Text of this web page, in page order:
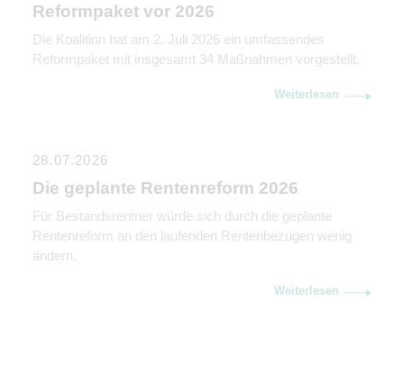
Reformpaket vor 2026
Die Koalition hat am 2. Juli 2026 ein umfassendes
Reformpaket mit insgesamt 34 Maßnahmen vorgestellt.
Weiterlesen
28.07.2026
Die geplante Rentenreform 2026
Für Bestandsrentner würde sich durch die geplante
Rentenreform an den laufenden Rentenbezügen wenig
ändern.
Weiterlesen